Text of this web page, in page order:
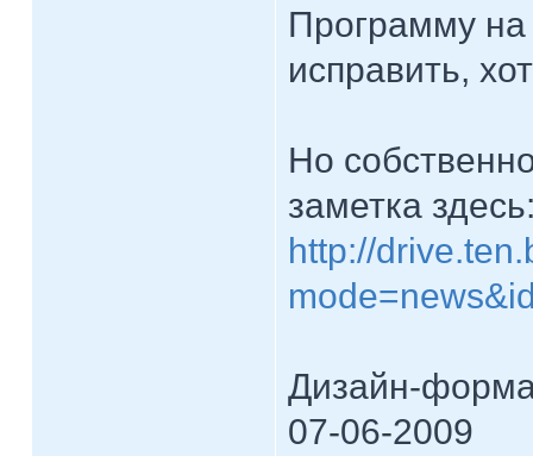
Программу
исправить,
Но
заметка
http://
Дизайн-
07-06-2009